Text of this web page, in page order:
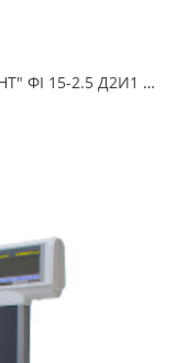
Весы с печатью этикеток "ШТРИХ-ПРИНТ" ФI 15-2.5 Д2И1 (v.4.5)